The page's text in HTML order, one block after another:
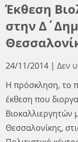
Έκθεση
στην
24/11/2014 |Δεν
H πρόσκληση, το
έκθεση που
Βιοκαλλιεργητών
Θεσσαλονίκης,